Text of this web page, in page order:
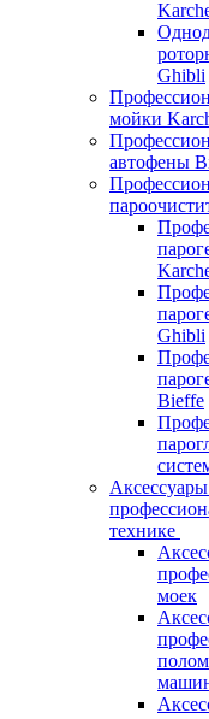
Ghibli
мойки
автофены
Ghibli
Bieffe
технике
моек